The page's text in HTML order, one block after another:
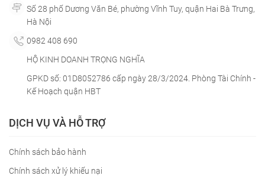
Số 28 phố Dương Văn Bé, phường Vĩnh Tuy, quận Hai Bà Trưng,
Hà Nội
0982 408 690
HỘ KINH DOANH TRỌNG NGHĨA
GPKD số: 01D8052786 cấp ngày 28/3/2024. Phòng Tài Chính -
Kế Hoạch quận HBT
DỊCH VỤ VÀ HỖ TRỢ
Chính sách bảo hành
Chính sách xử lý khiếu nại